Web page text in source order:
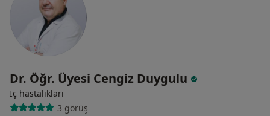
Dr. Öğr. Üyesi Cengiz Duygulu
İç hastalıkları
3 görüş